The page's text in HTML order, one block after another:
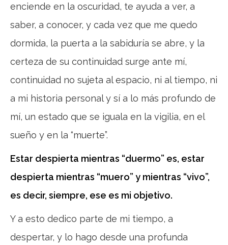
enciende en la oscuridad, te ayuda a ver, a
saber, a conocer, y cada vez que me quedo
dormida, la puerta a la sabiduría se abre, y la
certeza de su continuidad surge ante mí,
continuidad no sujeta al espacio, ni al tiempo, ni
a mi historia personal y sí a lo más profundo de
mí, un estado que se iguala en la vigilia, en el
sueño y en la “muerte”.
Estar despierta mientras “duermo” es, estar
despierta mientras “muero” y mientras “vivo”,
es decir, siempre, ese es mi objetivo.
Y a esto dedico parte de mi tiempo, a
despertar, y lo hago desde una profunda